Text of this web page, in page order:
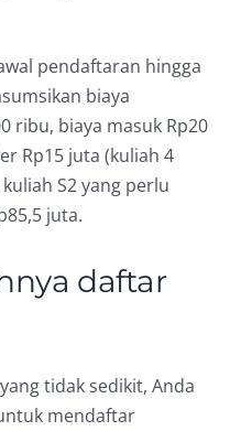
pendaftaran hingga
biaya
ribu, biaya masuk Rp20
Rp15 juta (kuliah 4
S2 yang perlu
juta.
daftar
tidak sedikit, Anda
mendaftar